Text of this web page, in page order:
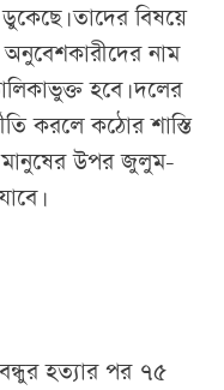
তাদের বিষয়ে
অনুবেশকারীদের নাম
হবে। দলের
করলে কঠোর শাস্তি
মানুষের উপর জুলুম-
হত্যার পর ৭৫